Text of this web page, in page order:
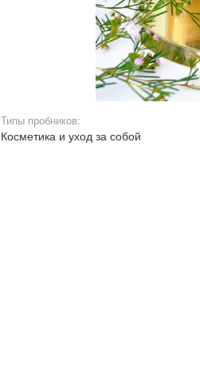
Типы пробников:
Косметика и уход за собой